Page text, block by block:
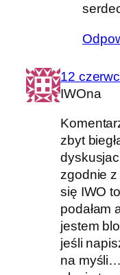
12
IWOna
zbyt
zgodnie z
się IWO
podałam
jestem
jeśli
na